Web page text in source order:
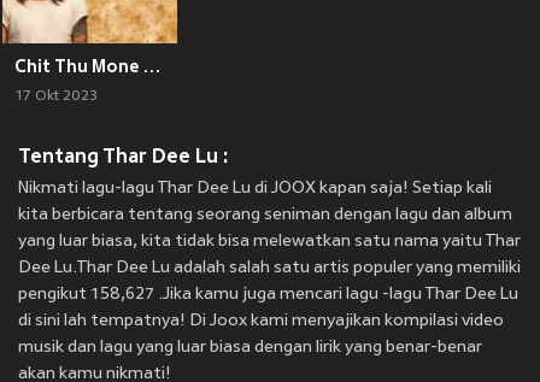
Chit Thu Mone Twar Pi Lah
17 Okt 2023
Tentang Thar Dee Lu :
Nikmati lagu-lagu Thar Dee Lu di JOOX kapan saja! Setiap kali
kita berbicara tentang seorang seniman dengan lagu dan album
yang luar biasa, kita tidak bisa melewatkan satu nama yaitu Thar
Dee Lu.Thar Dee Lu adalah salah satu artis populer yang memiliki
pengikut 158,627 .Jika kamu juga mencari lagu -lagu Thar Dee Lu
di sini lah tempatnya! Di Joox kami menyajikan kompilasi video
musik dan lagu yang luar biasa dengan lirik yang benar-benar
akan kamu nikmati!